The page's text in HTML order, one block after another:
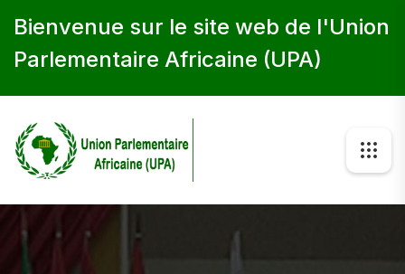
Bienvenue sur le site web de l'Union
Parlementaire Africaine (UPA)